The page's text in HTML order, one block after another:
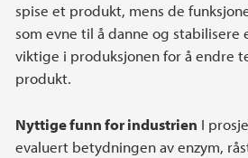
spise et produkt, mens de
som evne til å danne og stabilisere
viktige i produksjonen for å endre
produkt.
Nyttige funn for industrien I
evaluert betydningen av enzym,